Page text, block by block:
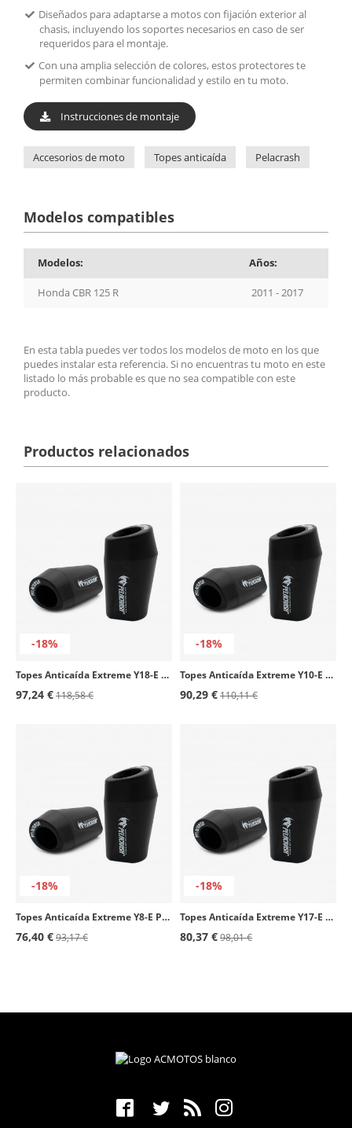
Diseñados para adaptarse a motos con fijación exterior al
chasis, incluyendo los soportes necesarios en caso de ser
requeridos para el montaje.
Con una amplia selección de colores, estos protectores te
permiten combinar funcionalidad y estilo en tu moto.
Instrucciones de montaje
Accesorios de moto Topes anticaída Pelacrash
Modelos compatibles
Modelos: Años:
Honda CBR 125 R 2011 - 2017
En esta tabla puedes ver todos los modelos de moto en los que
puedes instalar esta referencia. Si no encuentras tu moto en este
listado lo más probable es que no sea compatible con este
producto.
Productos relacionados
-18%
Topes Anticaída Extreme Y18-E Pelacrash para Yamaha YBR 250 (08-25)
97,24 €118,58 €
-18%
Topes Anticaída Extreme Y10-E Pelacrash para Yamaha R6 (03-05)
90,29 €110,11 €
-18%
Topes Anticaída Extreme Y8-E Pelacrash para Yamaha R1 (02-03)
76,40 €93,17 €
-18%
Topes Anticaída Extreme Y17-E Pelacrash para Yamaha FJR 1300 (06-12)
80,37 €98,01 €